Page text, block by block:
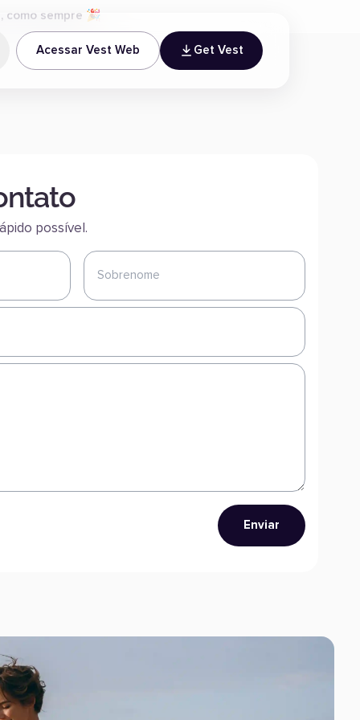
como sempre 🎉
Acessar Vest Web Get Vest
possível.
Sobrenome
Enviar